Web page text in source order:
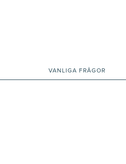
VANLIGA FRÅGOR